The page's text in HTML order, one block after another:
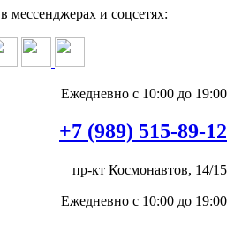
в мессенджерах и соцсетях:
Ежедневно с 10:00 до 19:00
+7 (989) 515-89-12
пр-кт Космонавтов, 14/15
Ежедневно с 10:00 до 19:00